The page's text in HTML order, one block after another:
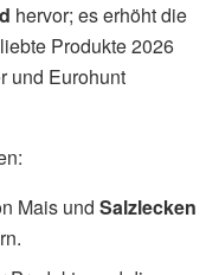
hervor; es erhöht die
Produkte 2026
und Eurohunt
Mais undSalzlecken